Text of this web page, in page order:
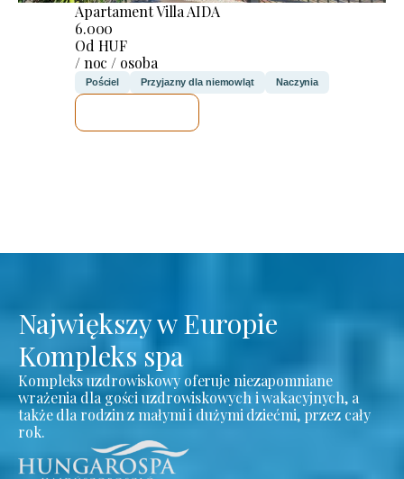
Apartament Villa AIDA
6.000
Od HUF
/ noc / osoba
Pościel Przyjazny dla niemowląt Naczynia
Największy w Europie
Kompleks spa
Kompleks uzdrowiskowy oferuje niezapomniane
wrażenia dla gości uzdrowiskowych i wakacyjnych, a
także dla rodzin z małymi i dużymi dziećmi, przez cały
rok.